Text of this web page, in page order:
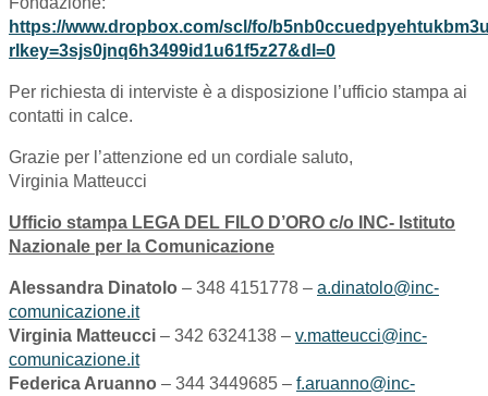
https://www.dropbox.com/scl/fo/
rlkey=3sjs0jnq6h3499id1u61f5z27&dl=0
Per richiesta di interviste è a disposizione l’ufficio stampa ai
contatti in calce.
Grazie per l’attenzione ed un cordiale saluto,
Virginia Matteucci
Ufficio stampa LEGA DEL FILO D’ORO c/o INC- Istituto
Nazionale per la Comunicazione
Alessandra Dinatolo – 348 4151778 – a.dinatolo@inc-
comunicazione.it
Virginia Matteucci – 342 6324138 – v.matteucci@inc-
comunicazione.it
Federica Aruanno – 344 3449685 – f.aruanno@inc-